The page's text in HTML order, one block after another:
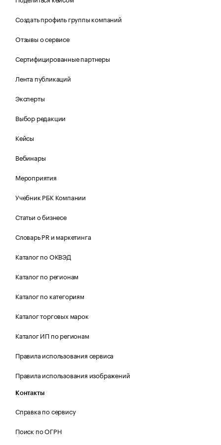
Создать профиль группы компаний
Отзывы о сервисе
Сертифицированные партнеры
Лента публикаций
Эксперты
Выбор редакции
Кейсы
Вебинары
Мероприятия
Учебник РБК Компании
Статьи о бизнесе
Словарь PR и маркетинга
Каталог по ОКВЭД
Каталог по регионам
Каталог по категориям
Каталог торговых марок
Каталог ИП по регионам
Правила использования сервиса
Правила использования изображений
Контакты
Справка по сервису
Поиск по ОГРН